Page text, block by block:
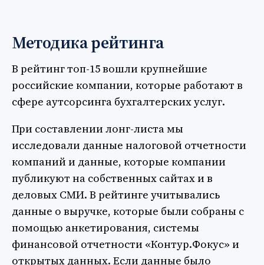
Методика рейтинга
В рейтинг топ-15 вошли крупнейшие
российские компании, которые работают в
сфере аутсорсинга бухгалтерских услуг.
При составлении лонг-листа мы
исследовали данные налоговой отчетности
компаний и данные, которые компании
публикуют на собственных сайтах и в
деловых СМИ. В рейтинге учитывались
данные о выручке, которые были собраны с
помощью анкетирования, системы
финансовой отчетности «Контур.Фокус» и
открытых данных. Если данные было